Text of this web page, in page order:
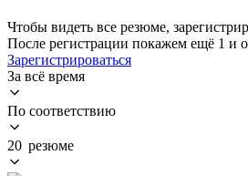
Чтобы видеть все резюме,
После регистрации покажем ещё 1 и
Зарегистрироваться
За всё время
По соответствию
20 резюме